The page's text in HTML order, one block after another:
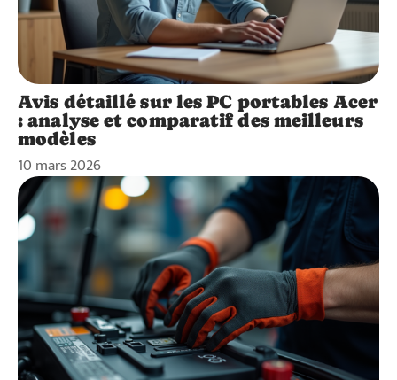
Avis détaillé sur les PC portables Acer
: analyse et comparatif des meilleurs
modèles
10 mars 2026